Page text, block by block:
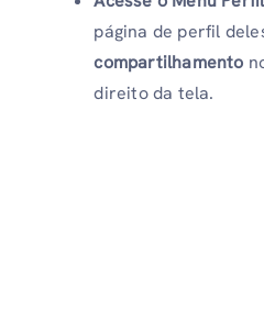
página de perfil
compartilhamento
direito da tela.